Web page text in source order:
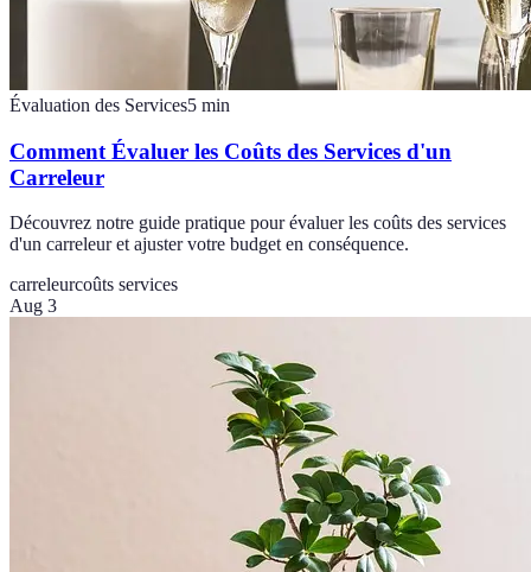
Évaluation des Services5 min
Comment Évaluer les Coûts des Services d'un
Carreleur
Découvrez notre guide pratique pour évaluer les coûts des services
d'un carreleur et ajuster votre budget en conséquence.
carreleurcoûts services
Aug 3